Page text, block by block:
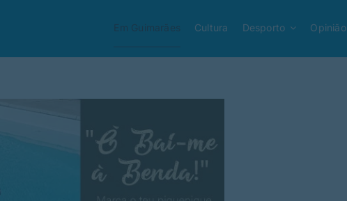
Em Guimarães Cultura Desporto Opinião